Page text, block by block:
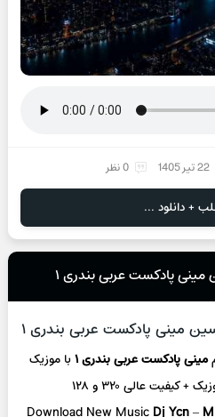
22 تیر 1405 0 نظر
+ دانلود ...
مینی پادکست عربی بندری ۱
مینی پادکست عربی بندری ۱
مینی پادکست عربی بندری ۱ با موزیک
کیفیت عالی ۳۲۰ و ۱۲۸